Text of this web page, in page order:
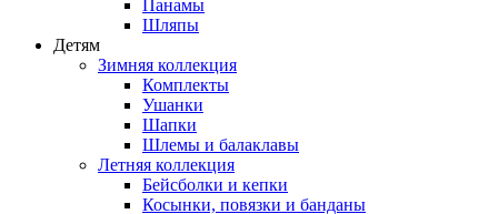
Панамы
Шляпы
Детям
Зимняя коллекция
Комплекты
Ушанки
Шапки
Шлемы и балаклавы
Летняя коллекция
Бейсболки и кепки
Косынки, повязки и банданы